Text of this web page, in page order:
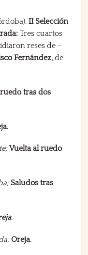
II Selección
Tres cuartos
reses de -
Fernández, de
tras dos
.
Vuelta al ruedo
Saludos tras
.
Oreja.